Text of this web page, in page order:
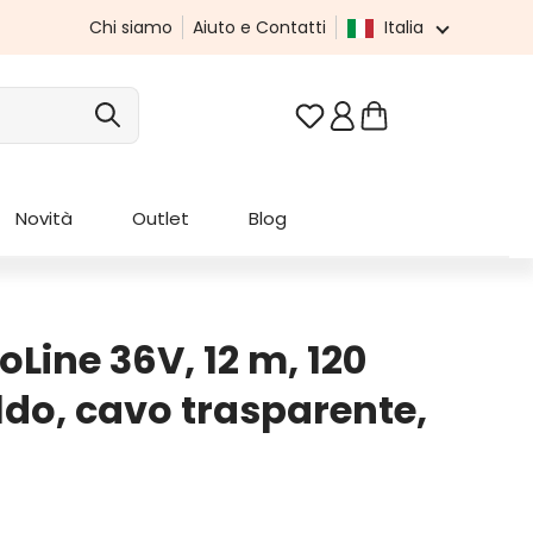
Chi siamo Aiuto e Contatti Italia
Hai 0 articoli nella
Novità Outlet Blog
36V, 12 m, 120
cavo trasparente,